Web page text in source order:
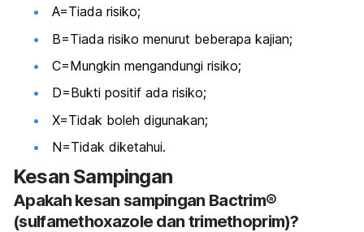
A=Tiada risiko;
B=Tiada risiko menurut beberapa kajian;
C=Mungkin mengandungi risiko;
D=Bukti positif ada risiko;
X=Tidak boleh digunakan;
N=Tidak diketahui.
Kesan Sampingan
Apakah kesan sampingan Bactrim®
(sulfamethoxazole dan trimethoprim)?